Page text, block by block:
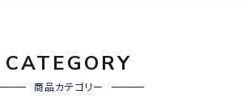
CATEGORY
商品カテゴリー